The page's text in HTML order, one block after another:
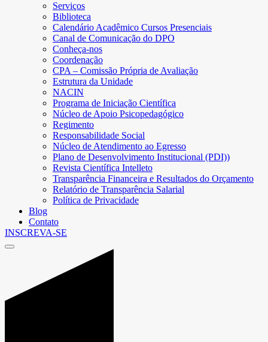
Serviços
Biblioteca
Calendário Acadêmico Cursos Presenciais
Canal de Comunicação do DPO
Conheça-nos
Coordenação
CPA – Comissão Própria de Avaliação
Estrutura da Unidade
NACIN
Programa de Iniciação Científica
Núcleo de Apoio Psicopedagógico
Regimento
Responsabilidade Social
Núcleo de Atendimento ao Egresso
Plano de Desenvolvimento Institucional (PDI))
Revista Científica Intelleto
Transparência Financeira e Resultados do Orçamento
Relatório de Transparência Salarial
Política de Privacidade
Blog
Contato
INSCREVA-SE